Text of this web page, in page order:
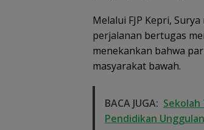
Melalui FJP Kepri,
perjalanan bertugas
menekankan bahwa
masyarakat bawah.
BACA JUGA:
Pendidikan